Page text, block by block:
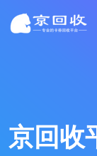
京回收